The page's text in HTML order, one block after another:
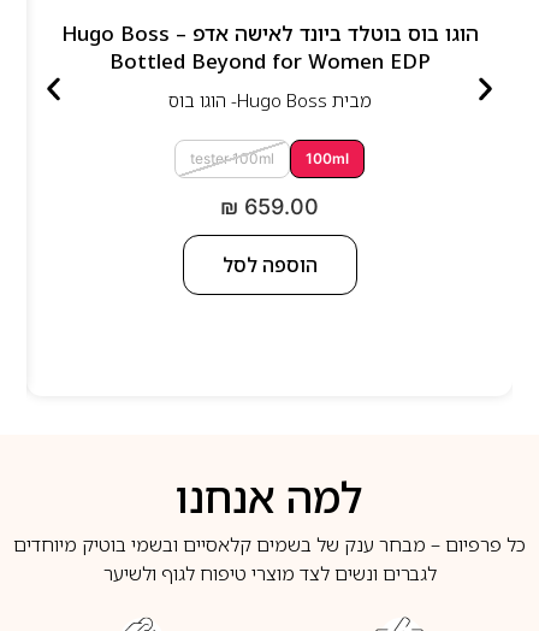
הוגו בוס בוטלד ביונד לאישה אדפ – Hugo Boss
Bottled Beyond for Women EDP
מבית Hugo Boss- הוגו בוס
100ml
tester 100ml
₪ 659.00
הוספה לסל
למה אנחנו
כל פרפיום – מבחר ענק של בשמים קלאסיים ובשמי בוטיק מיוחדים
לגברים ונשים לצד מוצרי טיפוח לגוף ולשיער